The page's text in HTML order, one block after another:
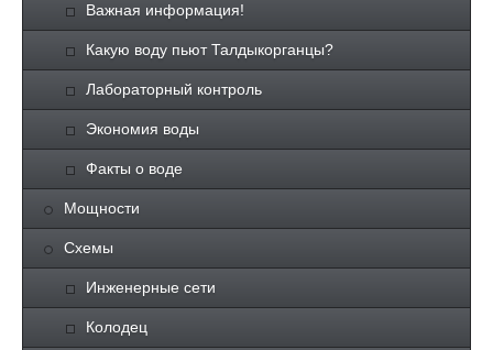
Важная информация!
Какую воду пьют Талдыкорганцы?
Лабораторный контроль
Экономия воды
Факты о воде
Мощности
Схемы
Инженерные сети
Колодец